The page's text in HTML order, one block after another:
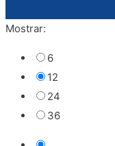
Mostrar:
6
12
24
36